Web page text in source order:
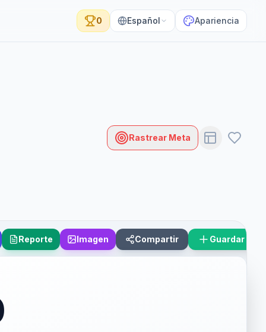
0 Español Apariencia
Rastrear Meta
Reporte Imagen Compartir Guardar